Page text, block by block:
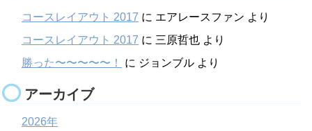
コースレイアウト 2017 に エアレースファン より
コースレイアウト 2017 に 三原哲也 より
勝った〜〜〜〜〜！
に ジョンブル より
アーカイブ
2026年